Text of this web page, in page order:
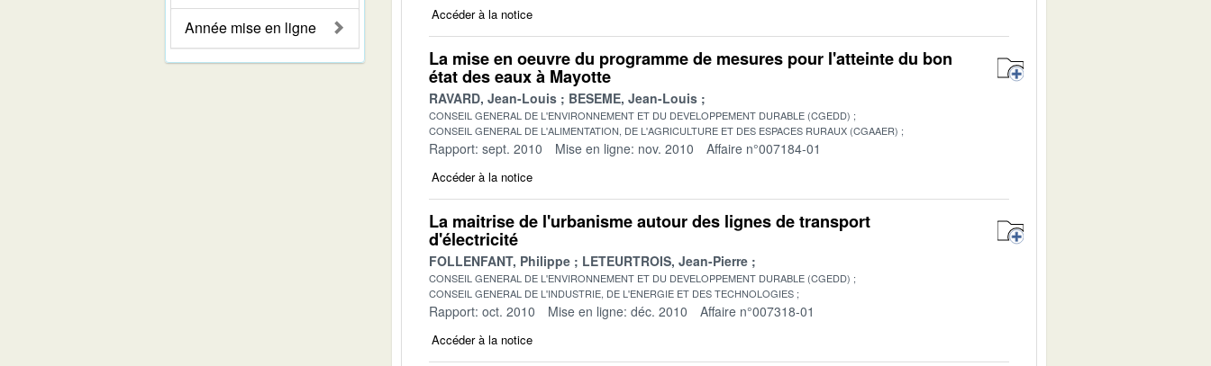
Année mise en ligne
Accéder à la notice
La mise en oeuvre du programme de mesures pour l'atteinte du bon
état des eaux à Mayotte
RAVARD, Jean-Louis BESEME, Jean-Louis
CONSEIL GENERAL DE L'ENVIRONNEMENT ET DU DEVELOPPEMENT DURABLE (CGEDD)
CONSEIL GENERAL DE L'ALIMENTATION, DE L'AGRICULTURE ET DES ESPACES RURAUX (CGAAER)
Rapport: sept. 2010 Mise en ligne: nov. 2010 Affaire n°007184-01
Accéder à la notice
La maitrise de l'urbanisme autour des lignes de transport
d'électricité
FOLLENFANT, Philippe LETEURTROIS, Jean-Pierre
CONSEIL GENERAL DE L'ENVIRONNEMENT ET DU DEVELOPPEMENT DURABLE (CGEDD)
CONSEIL GENERAL DE L'INDUSTRIE, DE L'ENERGIE ET DES TECHNOLOGIES
Rapport: oct. 2010 Mise en ligne: déc. 2010 Affaire n°007318-01
Accéder à la notice